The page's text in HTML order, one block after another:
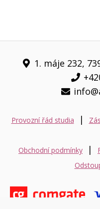
1. máje 232,
Provozní řád studia |
Obchodní podmínky
|